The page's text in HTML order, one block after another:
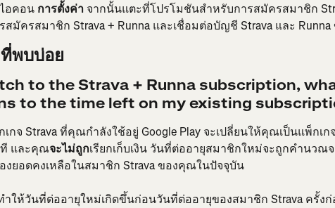
อคอน การตั้งค่า จากนั้นแตะที่โปรโมชันสำหรับการสมัครสมาชิก
สมัครสมาชิก Strava + Runna และเชื่อมต่อบัญชี Strava และ
พบบ่อย
to the Strava + Runna subscription,
to the time left on my existing
กจ Strava ที่คุณกำลังใช้อยู่ Google Play จะเปลี่ยนให้คุณเป็นแพ็กเก
ที และคุณจะไม่ถูกเรียกเก็บเงิน วันที่ต่ออายุสมาชิกใหม่จะถูกคำนวณ
งยอดคงเหลือในสมาชิก Strava ของคุณในปัจจุบัน
ำให้วันที่ต่ออายุใหม่เกิดขึ้นก่อนวันที่ต่ออายุของสมาชิก Strava ครั้งก่